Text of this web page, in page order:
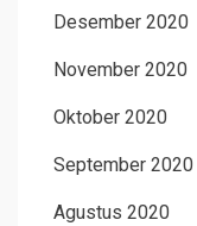
Desember 2020
November 2020
Oktober 2020
September 2020
Agustus 2020